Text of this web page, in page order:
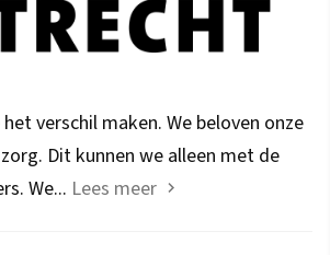
verschil maken. We beloven onze
Dit kunnen we alleen met de
We... Lees meer